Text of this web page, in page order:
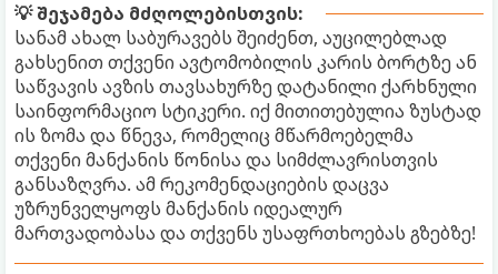
💡 შეჯამება მძღოლებისთვის:
სანამ ახალ საბურავებს შეიძენთ, აუცილებლად
გახსენით თქვენი ავტომობილის კარის ბორტზე ან
საწვავის ავზის თავსახურზე დატანილი ქარხნული
საინფორმაციო სტიკერი. იქ მითითებულია ზუსტად
ის ზომა და წნევა, რომელიც მწარმოებელმა
თქვენი მანქანის წონისა და სიმძლავრისთვის
განსაზღვრა. ამ რეკომენდაციების დაცვა
უზრუნველყოფს მანქანის იდეალურ
მართვადობასა და თქვენს უსაფრთხოებას გზებზე!